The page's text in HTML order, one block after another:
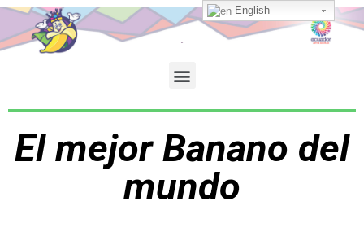
El mejor Banano del
mundo
English